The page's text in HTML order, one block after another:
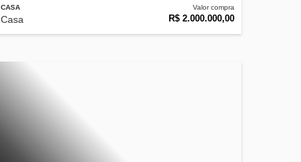
CASA
Casa
Valor compra
R$ 2.000.000,00